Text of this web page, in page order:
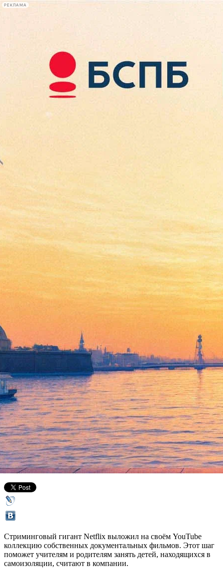
РЕКЛАМА
Сегодня:
2026.08.08
14:55
Афиша Plus
Netflix выложил в сеть
бесплатные документалки.
Вот что можно посмотреть
18 апреля 2020,16:51 Версия для печати
Стриминговый гигант Netflix выложил на своём YouTube
коллекцию собственных документальных фильмов. Этот шаг
поможет учителям и родителям занять детей, находящихся в
самоизоляции, считают в компании.